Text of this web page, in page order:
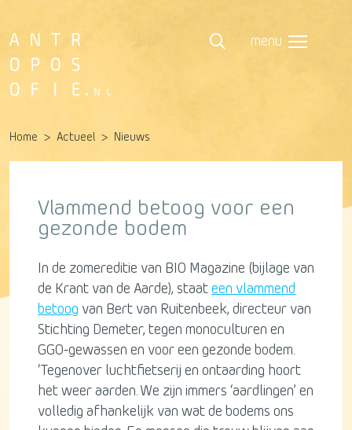
menu
Home Actueel Nieuws
Vlammend betoog voor een
gezonde bodem
In de zomereditie van BIO Magazine (bijlage van
de Krant van de Aarde), staat een vlammend
betoog van Bert van Ruitenbeek, directeur van
Stichting Demeter, tegen monoculturen en
GGO-gewassen en voor een gezonde bodem.
‘Tegenover luchtfietserij en ontaarding hoort
het weer aarden. We zijn immers ‘aardlingen’ en
volledig afhankelijk van wat de bodems ons